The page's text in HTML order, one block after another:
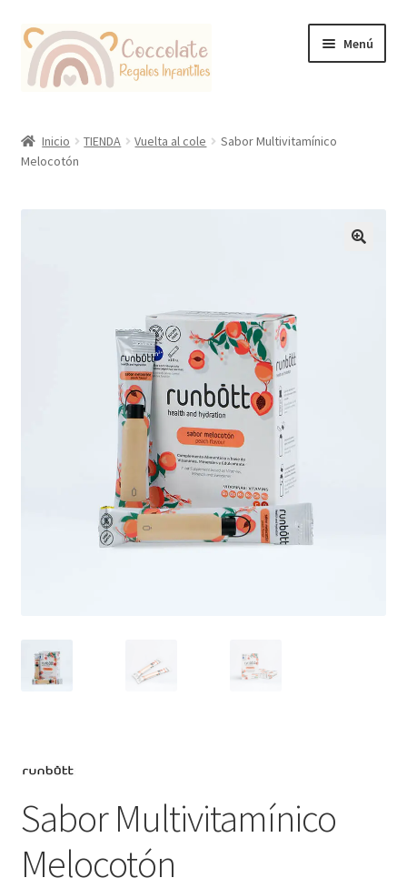
Ir
la
Ir
contenido
Menú
Coccolate Puericultura y Juguetería Educativa
Inicio TIENDA Vuelta al cole
Sabor Multivitamínico
Melocotón
Sabor Multivitamínico
Melocotón